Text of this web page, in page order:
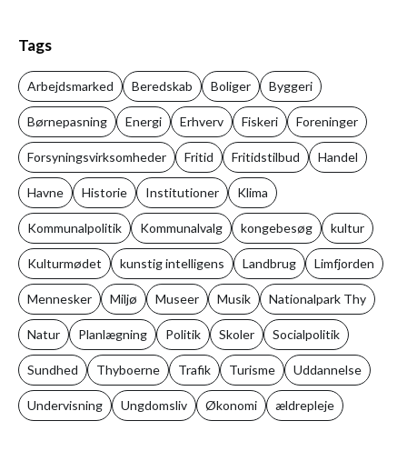
Tags
Arbejdsmarked Beredskab Boliger Byggeri
Børnepasning Energi Erhverv Fiskeri Foreninger
Forsyningsvirksomheder Fritid Fritidstilbud Handel
Havne Historie Institutioner Klima
Kommunalpolitik Kommunalvalg kongebesøg kultur
Kulturmødet kunstig intelligens Landbrug Limfjorden
Mennesker Miljø Museer Musik Nationalpark Thy
Natur Planlægning Politik Skoler Socialpolitik
Sundhed Thyboerne Trafik Turisme Uddannelse
Undervisning Ungdomsliv Økonomi ældrepleje